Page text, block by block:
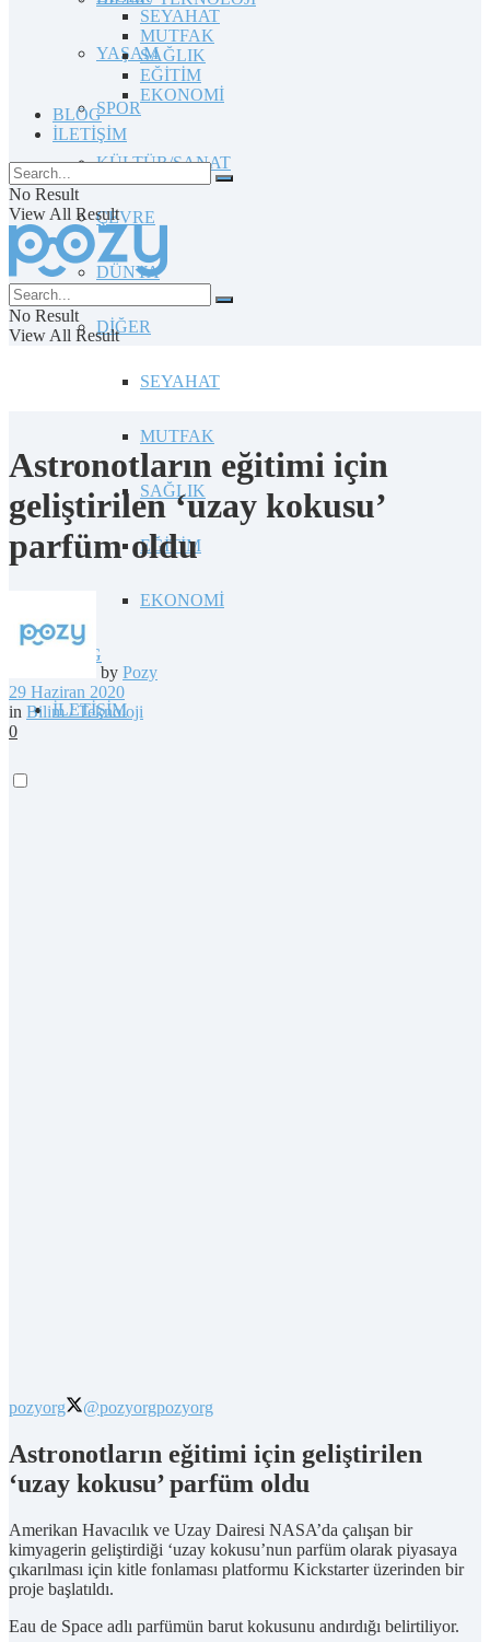
YAŞAM
SPOR
KÜLTÜR/SANAT
ÇEVRE
DÜNYA
DİĞER
SEYAHAT
MUTFAK
SAĞLIK
EĞİTİM
EKONOMİ
BLOG
İLETİŞİM
SEYAHAT
MUTFAK
SAĞLIK
EĞİTİM
EKONOMİ
BLOG
İLETİŞİM
No Result
View All Result
No Result
View All Result
Astronotların eğitimi için
geliştirilen ‘uzay kokusu’
parfüm oldu
by Pozy
29 Haziran 2020
in Bilim / Teknoloji
0
pozyorg @pozyorgpozyorg
Astronotların eğitimi için geliştirilen
‘uzay kokusu’ parfüm oldu
Amerikan Havacılık ve Uzay Dairesi NASA’da çalışan bir
kimyagerin geliştirdiği ‘uzay kokusu’nun parfüm olarak piyasaya
çıkarılması için kitle fonlaması platformu Kickstarter üzerinden bir
proje başlatıldı.
Eau de Space adlı parfümün barut kokusunu andırdığı belirtiliyor.